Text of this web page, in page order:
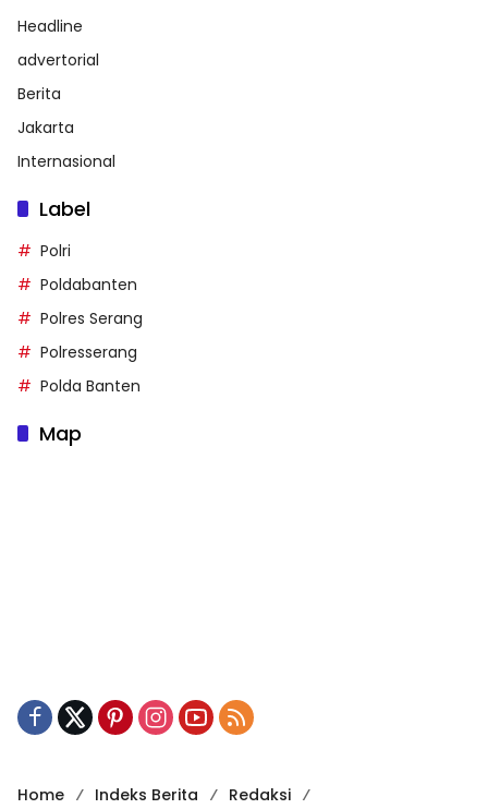
Headline
advertorial
Berita
Jakarta
Internasional
Label
Polri
Poldabanten
Polres Serang
Polresserang
Polda Banten
Map
Home Indeks Berita Redaksi